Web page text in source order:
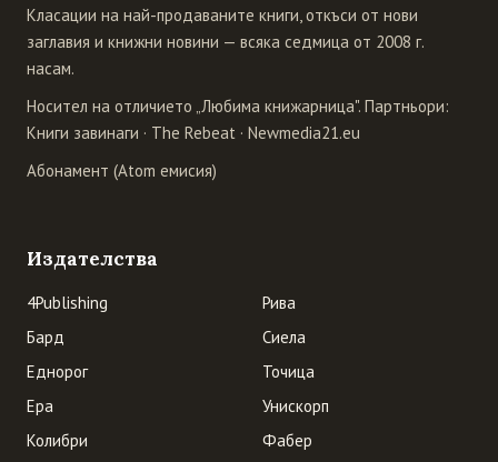
Класации на най-продаваните книги, откъси от нови
заглавия и книжни новини — всяка седмица от 2008 г.
насам.
Носител на отличието „Любима книжарница". Партньори:
Книги завинаги · The Rebeat · Newmedia21.eu
Абонамент (Atom емисия)
Издателства
4Publishing
Бард
Еднорог
Ера
Колибри
Рива
Сиела
Точица
Унискорп
Фабер